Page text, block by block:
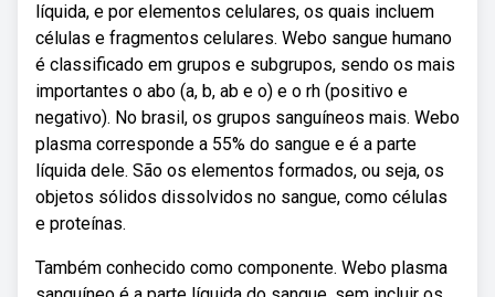
líquida, e por elementos celulares, os quais incluem
células e fragmentos celulares. Webo sangue humano
é classificado em grupos e subgrupos, sendo os mais
importantes o abo (a, b, ab e o) e o rh (positivo e
negativo). No brasil, os grupos sanguíneos mais. Webo
plasma corresponde a 55% do sangue e é a parte
líquida dele. São os elementos formados, ou seja, os
objetos sólidos dissolvidos no sangue, como células
e proteínas.
Também conhecido como componente. Webo plasma